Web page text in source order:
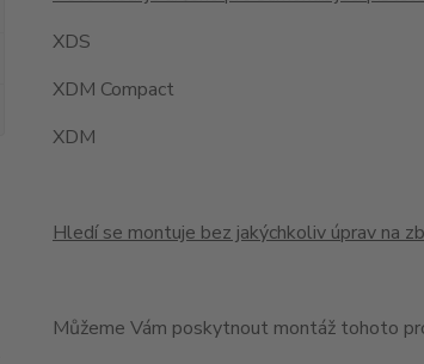
XDS
XDM Compact
XDM
Hledí se montuje bez jakýchkoliv úprav na
Můžeme Vám poskytnout montáž tohoto